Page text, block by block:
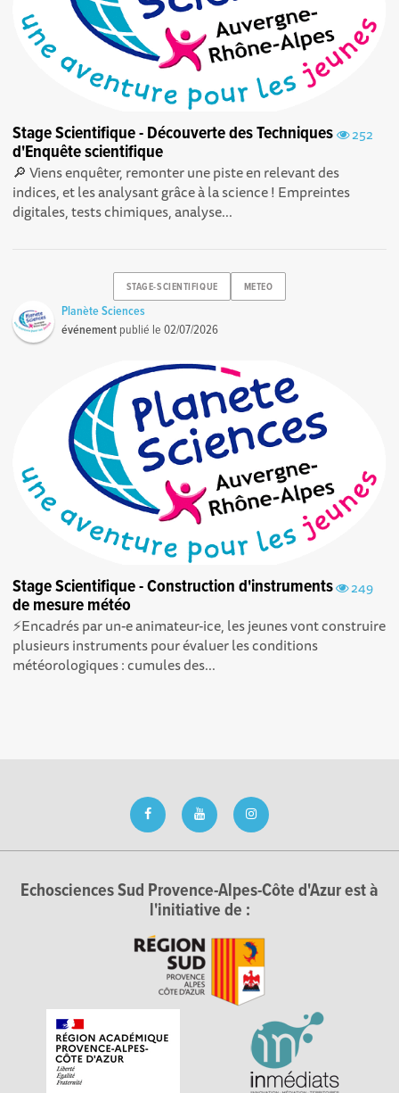
252
Stage Scientifique - Découverte des Techniques
d'Enquête scientifique
🔎 Viens enquêter, remonter une piste en relevant des
indices, et les analysant grâce à la science ! Empreintes
digitales, tests chimiques, analyse...
STAGE-SCIENTIFIQUE METEO
Planète Sciences
événement publié le02/07/2026
249
Stage Scientifique - Construction d'instruments
de mesure météo
⚡Encadrés par un-e animateur-ice, les jeunes vont construire
plusieurs instruments pour évaluer les conditions
météorologiques : cumules des...
Echosciences Sud Provence-Alpes-Côte d'Azur est à
l'initiative de :